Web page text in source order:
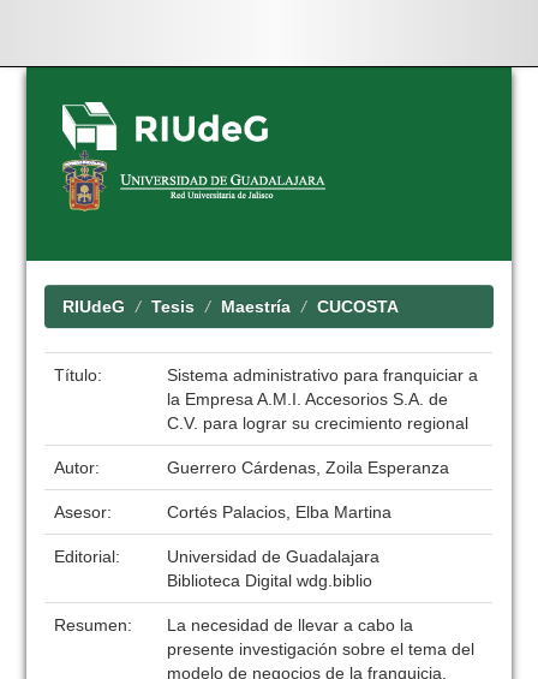
Skip
navigation
RIUdeG Tesis Maestría CUCOSTA
Título:
Sistema administrativo para franquiciar a
la Empresa A.M.I. Accesorios S.A. de
C.V. para lograr su crecimiento regional
Autor: Guerrero Cárdenas, Zoila Esperanza
Asesor: Cortés Palacios, Elba Martina
Editorial:
Universidad de Guadalajara
Biblioteca Digital wdg.biblio
Resumen:
La necesidad de llevar a cabo la
presente investigación sobre el tema del
modelo de negocios de la franquicia,